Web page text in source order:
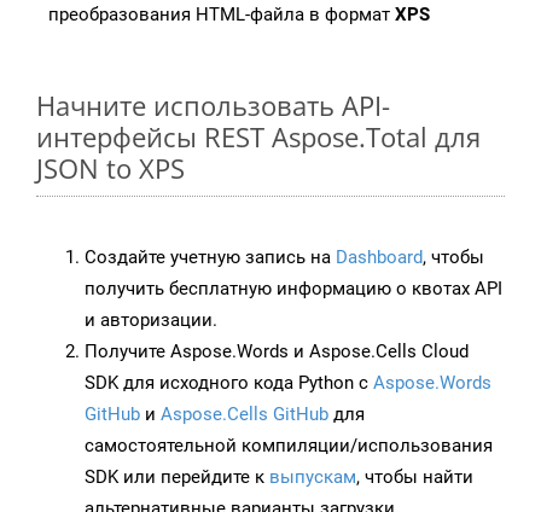
преобразования HTML-файла в формат XPS
Начните использовать API-
интерфейсы REST Aspose.Total для
JSON to XPS
Создайте учетную запись на Dashboard, чтобы
получить бесплатную информацию о квотах API
и авторизации.
Получите Aspose.Words и Aspose.Cells Cloud
SDK для исходного кода Python с Aspose.Words
GitHub и Aspose.Cells GitHub для
самостоятельной компиляции/использования
SDK или перейдите к выпускам, чтобы найти